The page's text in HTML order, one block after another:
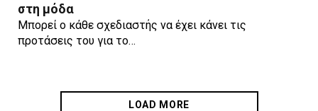
στη μόδα
Μπορεί ο κάθε σχεδιαστής να έχει κάνει τις
προτάσεις του για το…
LOAD MORE